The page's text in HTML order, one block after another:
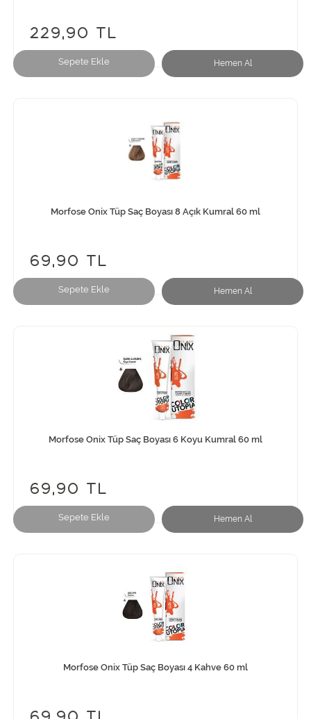
Sepete Ekle Hemen Al
229,90 TL
Sepete Ekle Hemen Al
Morfose Onix Tüp Saç Boyası 8 Açık Kumral 60 ml
69,90 TL
Sepete Ekle Hemen Al
Morfose Onix Tüp Saç Boyası 6 Koyu Kumral 60 ml
69,90 TL
Morfose Onix Tüp Saç Boyası 4 Kahve 60 ml